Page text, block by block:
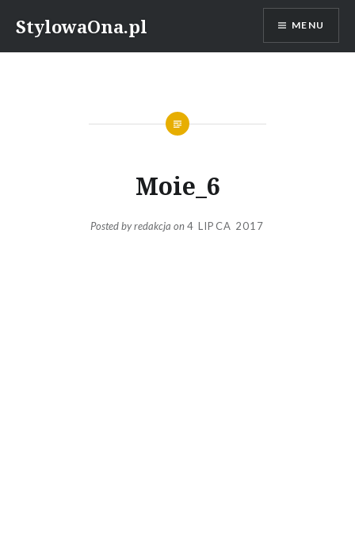
content
StylowaOna.pl MENU
Moie_6
Posted byredakcja on4 LIPCA 2017